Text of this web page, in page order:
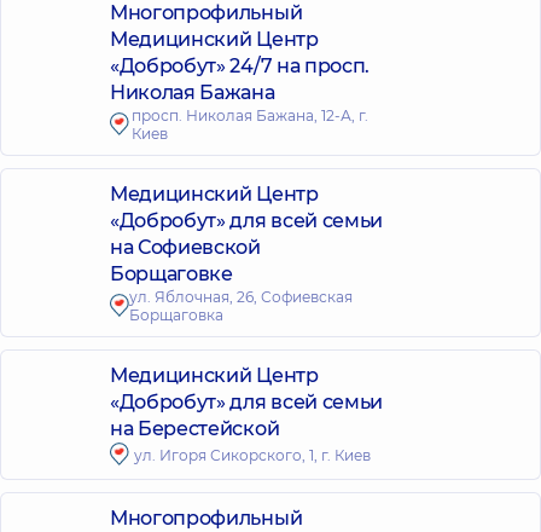
Многопрофильный
Медицинский Центр
«Добробут» 24/7 на просп.
Николая Бажана
просп. Николая Бажана, 12-А, г.
Киев
Медицинский Центр
«Добробут» для всей семьи
на Софиевской
Борщаговке
ул. Яблочная, 26, Софиевская
Борщаговка
Медицинский Центр
«Добробут» для всей семьи
на Берестейской
ул. Игоря Сикорского, 1, г. Киев
Многопрофильный